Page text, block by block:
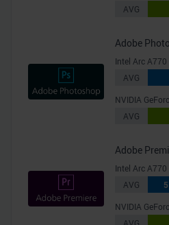
AVG
Adobe
Intel Arc A770
AVG
NVIDIA
AVG
Adobe
Intel Arc A770
AVG
NVIDIA